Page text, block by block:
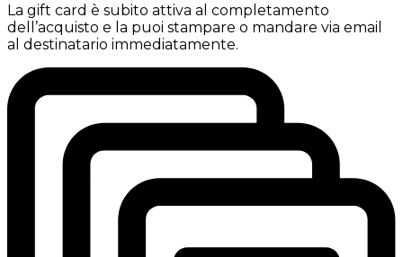
La gift card è subito attiva al completamento
dell’acquisto e la puoi stampare o mandare via email
al destinatario immediatamente.